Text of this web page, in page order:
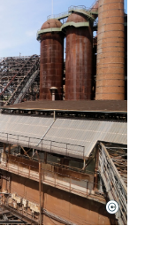
Hütte mit
Hütte | Karl
©